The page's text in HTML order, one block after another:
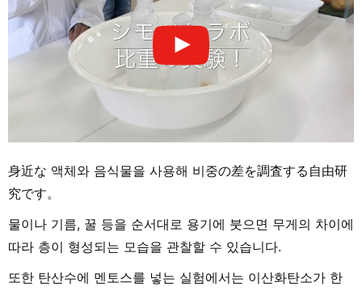
身近な 액체와 음식물을 사용해 비중の差を調査する自由研
究です。
물이나 기름, 꿀 등을 순서대로 용기에 붓으면 무게의 차이에
따라 층이 형성되는 모습을 관찰할 수 있습니다.
또한 탄산수에 멘토스를 넣는 실험에서는 이산화탄소가 한